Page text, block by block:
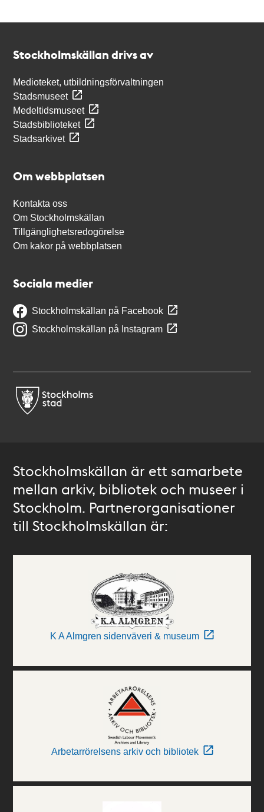
Stockholmskällan drivs av
Medioteket, utbildningsförvaltningen
Stadsmuseet
Medeltidsmuseet
Stadsbiblioteket
Stadsarkivet
Om webbplatsen
Kontakta oss
Om Stockholmskällan
Tillgänglighetsredogörelse
Om kakor på webbplatsen
Sociala medier
Stockholmskällan på Facebook
Stockholmskällan på Instagram
Stockholmskällan är ett samarbete
mellan arkiv, bibliotek och museer i
Stockholm. Partnerorganisationer
till Stockholmskällan är:
K A Almgren sidenväveri & museum
Arbetarrörelsens arkiv och bibliotek